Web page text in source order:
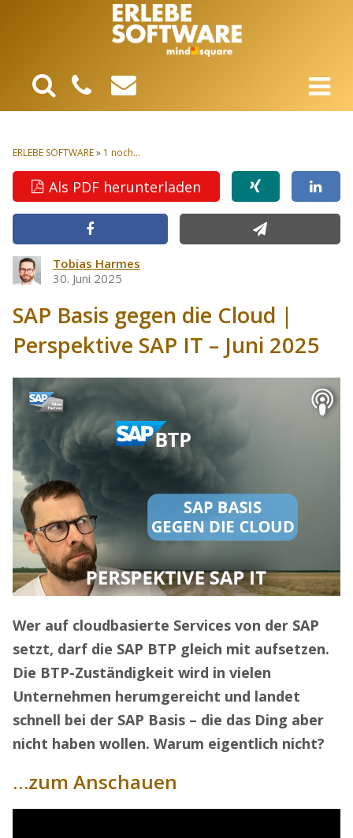
ERLEBE SOFTWARE» 1 noch...
Als PDF herunterladen
Tobias Harmes
30. Juni 2025
SAP Basis gegen die Cloud |
Perspektive SAP IT – Juni 2025
Wer auf cloudbasierte Services von der SAP
setzt, darf die SAP BTP gleich mit aufsetzen.
Die BTP-Zuständigkeit wird in vielen
Unternehmen herumgereicht und landet
schnell bei der SAP Basis – die das Ding aber
nicht haben wollen. Warum eigentlich nicht?
…zum Anschauen